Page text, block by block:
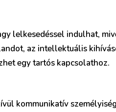
lelkesedéssel indulhat,
az intellektuális
egy tartós kapcsolathoz.
kommunikatív